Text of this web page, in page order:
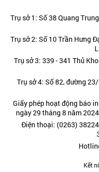
Trụ sở 1: Số 38 Quang
Trụ sở 2: Số 10 Trần Hưng
Trụ sở 3: 339 - 341 Thủ
Trụ sở 4: Số 82, đường
Giấy phép hoạt động báo
ngày 29 tháng 8 năm
Điện thoại: (0263)
Kết